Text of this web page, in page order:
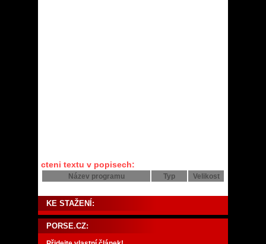
cteni textu v popisech:
Název programu Typ Velikost
KE STAŽENÍ:
PORSE.CZ: